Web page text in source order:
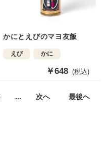
かにとえびのマヨ友飯
えび かに
販
売
格
￥648 (税込)
... 次へ 最後へ